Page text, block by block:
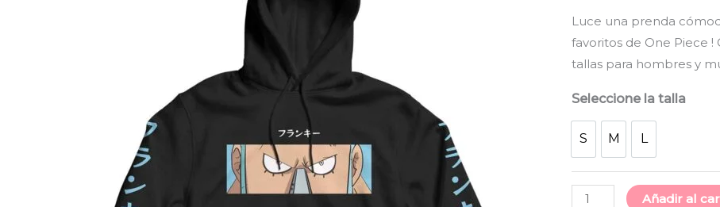
Luce una prenda
favoritos de One Piece !
tallas para hombres y
Seleccione la talla
S M L
Franky
cantidad
Añadir al